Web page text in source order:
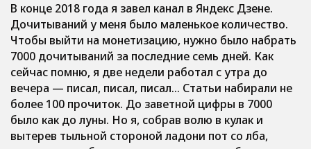
В конце 2018 года я завел канал в Яндекс Дзене.
Дочитываний у меня было маленькое количество.
Чтобы выйти на монетизацию, нужно было набрать
7000 дочитываний за последние семь дней. Как
сейчас помню, я две недели работал с утра до
вечера — писал, писал, писал… Статьи набирали не
более 100 прочиток. До заветной цифры в 7000
было как до луны. Но я, собрав волю в кулак и
вытерев тыльной стороной ладони пот со лба,